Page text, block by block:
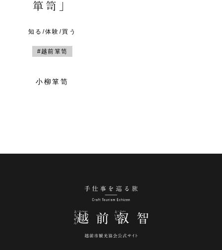
箪笥」
知る/体験/買う
#越前箪笥
小柳箪笥